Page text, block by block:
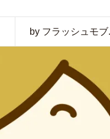
by フラッシュモ